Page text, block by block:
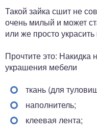
Такой зайка сшит не
очень милый и может
или же просто
Прочтите это: Накидка
украшения мебели
ткань (для
наполнитель;
клеевая лента;